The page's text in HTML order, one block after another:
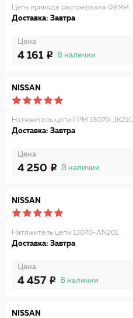
Цепь привода распредвала 09364
Доставка: Завтра
Цена
4 161 В наличии
NISSAN
Натяжитель цепи ГРМ 13070-JK21C
Доставка: Завтра
Цена
4 250 В наличии
NISSAN
Натяжитель цепи 13070-AN201
Доставка: Завтра
Цена
4 457 В наличии
NISSAN